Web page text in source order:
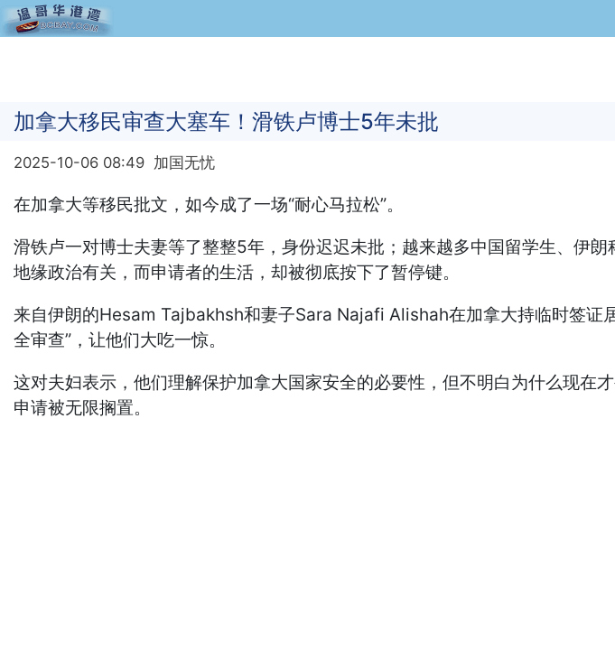
加拿大移民审查大塞车！滑铁卢博士5年未批
2025-10-06 08:49 加国无忧
在加拿大等移民批文，如今成了一场“耐心马拉松”。
滑铁卢一对博士夫妻等了整整5年，身份迟迟未批；越来越多中国留学生、伊
地缘政治有关，而申请者的生活，却被彻底按下了暂停键。
来自伊朗的Hesam Tajbakhsh和妻子Sara Najafi Alishah在加拿大持临时签证
全审查”，让他们大吃一惊。
这对夫妇表示，他们理解保护加拿大国家安全的必要性，但不明白为什么现在
申请被无限搁置。